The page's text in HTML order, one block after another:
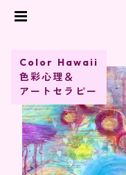
Color Hawaii
色彩心理＆
アートセラピー